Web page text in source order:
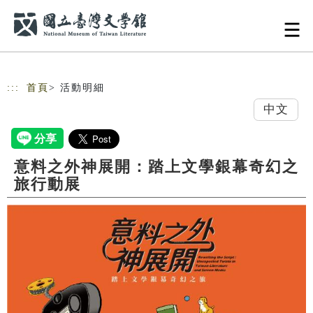
::: 首頁 > 活動明細
中文
意料之外神展開：踏上文學銀幕奇幻之
旅行動展